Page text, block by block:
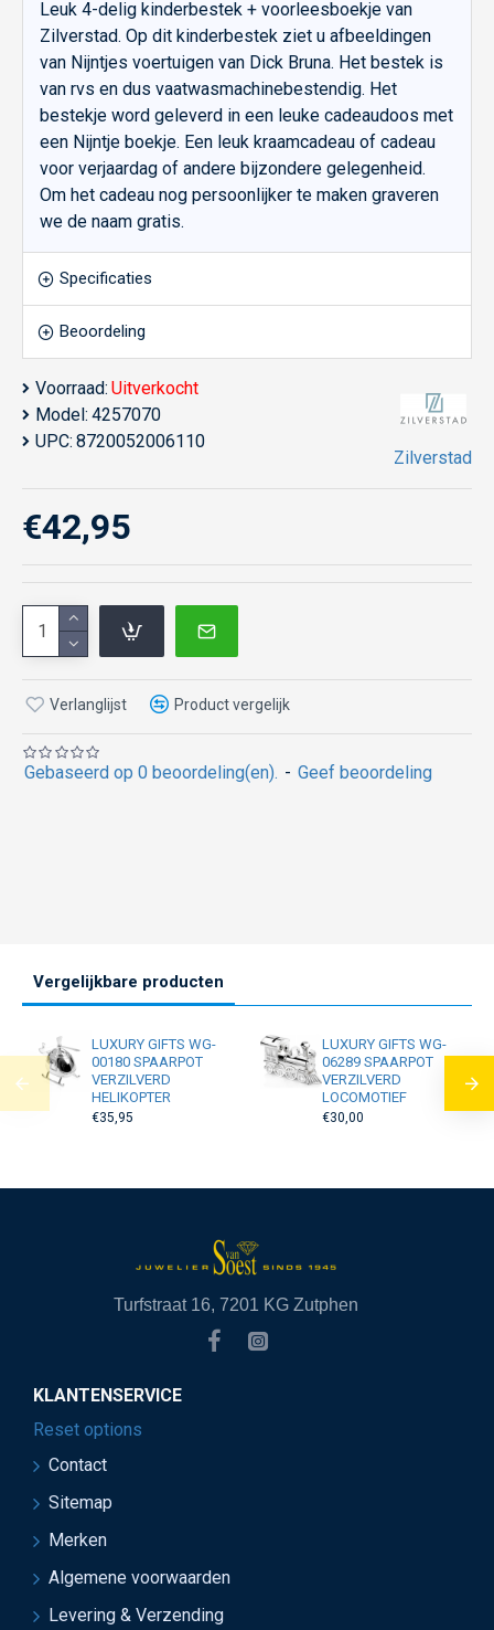
Leuk 4-delig kinderbestek + voorleesboekje van
Zilverstad. Op dit kinderbestek ziet u afbeeldingen
van Nijntjes voertuigen van Dick Bruna. Het bestek is
van rvs en dus vaatwasmachinebestendig. Het
bestekje word geleverd in een leuke cadeaudoos met
een Nijntje boekje. Een leuk kraamcadeau of cadeau
voor verjaardag of andere bijzondere gelegenheid.
Om het cadeau nog persoonlijker te maken graveren
we de naam gratis.
Specificaties
Beoordeling
Voorraad: Uitverkocht
Model: 4257070
UPC: 8720052006110
Zilverstad
Gebaseerd op 0 beoordeling(en). - Geef beoordeling
€42,95
Verlanglijst Product vergelijk
Vergelijkbare producten
LUXURY GIFTS WG-
00180 SPAARPOT
VERZILVERD
HELIKOPTER
€35,95
LUXURY GIFTS WG-
06289 SPAARPOT
VERZILVERD
LOCOMOTIEF
€30,00
Turfstraat 16, 7201 KG Zutphen
KLANTENSERVICE
Reset options
Contact
Sitemap
Merken
Algemene voorwaarden
Levering & Verzending